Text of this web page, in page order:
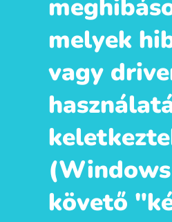
melyek
vagy
követő